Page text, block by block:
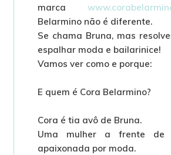
marca
Belarmino não é diferente.
Se chama Bruna, mas
espalhar moda e bailarinice!
Vamos ver como e porque:
E quem é Cora Belarmino?
Cora é tia avô de Bruna.
Uma mulher a frente de
apaixonada por moda.